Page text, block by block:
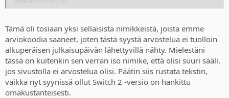
Tämä oli tosiaan yksi sellaisista nimikkeistä, joista emme
arviokoodia saaneet, joten tästä syystä arvostelua ei tuolloin
alkuperäisen julkaisupäivän lähettyvillä nähty. Mielestäni
tässä on kuitenkin sen verran iso nimike, että olisi suuri sääli,
jos sivustolla ei arvostelua olisi. Päätin siis rustata tekstin,
vaikka nyt syynissä ollut Switch 2 -versio on hankittu
omakustanteisesti.